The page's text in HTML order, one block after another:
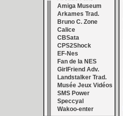
Amiga Museum
Arkames Trad.
Bruno C. Zone
Calice
CBSata
CPS2Shock
EF-Nes
Fan de la NES
GirlFriend Adv.
Landstalker Trad.
Musée Jeux Vidéos
SMS Power
Speccyal
Wakoo-enter